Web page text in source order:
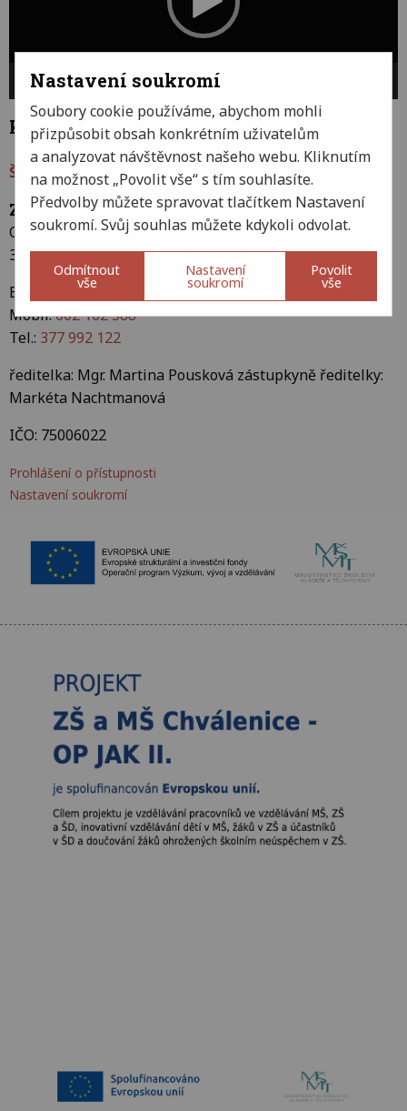
00:00
Kontakt
Školní vzdělávací program
ZŠ a MŠ Chválenice
Chválenice 31
332 05 Chválenice
E-mail:
reditelka@zschvalenice.cz
Mobil:602 162 588
Tel.: 377 992 122
ředitelka: Mgr. Martina Pousková zástupkyně ředitelky:
Markéta Nachtmanová
IČO: 75006022
Prohlášení o přístupnosti
Nastavení soukromí
Nastavení soukromí
Soubory cookie používáme, abychom mohli
přizpůsobit obsah konkrétním uživatelům
a analyzovat návštěvnost našeho webu. Kliknutím
na možnost „Povolit vše“ s tím souhlasíte.
Předvolby můžete spravovat tlačítkem Nastavení
soukromí. Svůj souhlas můžete kdykoli odvolat.
Odmítnout
vše
Nastavení
soukromí
Povolit
vše